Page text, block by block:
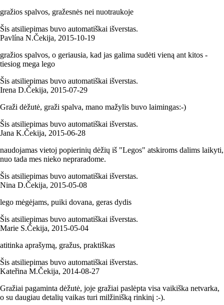
gražios spalvos, gražesnės nei nuotraukoje
Šis atsiliepimas buvo automatiškai išverstas.
Pavlína N.Čekija, 2015‑10‑19
gražios spalvos, o geriausia, kad jas galima sudėti vieną ant kitos -
tiesiog mega lego
Šis atsiliepimas buvo automatiškai išverstas.
Irena D.Čekija, 2015‑07‑29
Graži dėžutė, graži spalva, mano mažylis buvo laimingas:-)
Šis atsiliepimas buvo automatiškai išverstas.
Jana K.Čekija, 2015‑06‑28
naudojamas vietoj popierinių dėžių iš "Legos" atskiroms dalims laikyti,
nuo tada mes nieko nepraradome.
Šis atsiliepimas buvo automatiškai išverstas.
Nina D.Čekija, 2015‑05‑08
lego mėgėjams, puiki dovana, geras dydis
Šis atsiliepimas buvo automatiškai išverstas.
Marie S.Čekija, 2015‑05‑04
atitinka aprašymą, gražus, praktiškas
Šis atsiliepimas buvo automatiškai išverstas.
Kateřina M.Čekija, 2014‑08‑27
Gražiai pagaminta dėžutė, joje gražiai paslėpta visa vaikiška netvarka,
o su daugiau detalių vaikas turi milžinišką rinkinį :-).